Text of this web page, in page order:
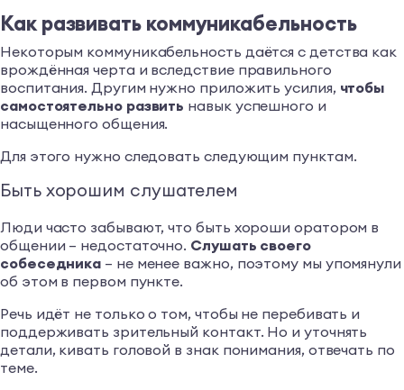
Как развивать коммуникабельность
Некоторым коммуникабельность даётся с детства как
врождённая черта и вследствие правильного
воспитания. Другим нужно приложить усилия, чтобы
самостоятельно развить навык успешного и
насыщенного общения.
Для этого нужно следовать следующим пунктам.
Быть хорошим слушателем
Люди часто забывают, что быть хороши оратором в
общении – недостаточно. Слушать своего
собеседника – не менее важно, поэтому мы упомянули
об этом в первом пункте.
Речь идёт не только о том, чтобы не перебивать и
поддерживать зрительный контакт. Но и уточнять
детали, кивать головой в знак понимания, отвечать по
теме.